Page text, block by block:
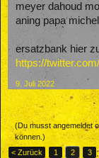
meyer dahoud
aning papa
ersatzbank hier
https://
9. Juli 2022
(Du musst angemeldet
können.)
< Zurück
1 2 3